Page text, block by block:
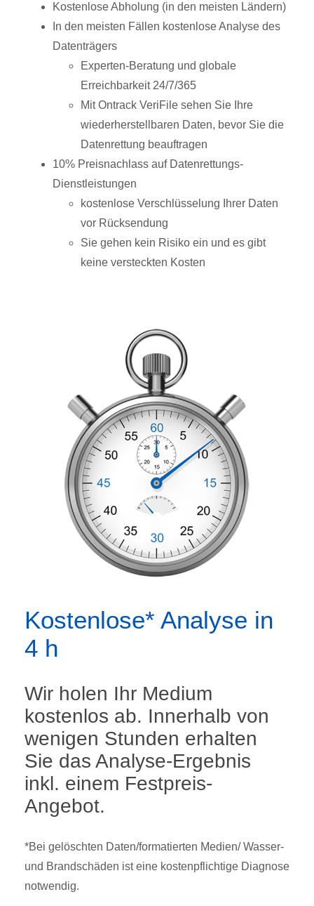
Kostenlose Abholung (in den meisten Ländern)
In den meisten Fällen kostenlose Analyse des
Datenträgers
Experten-Beratung und globale
Erreichbarkeit 24/7/365
Mit Ontrack VeriFile sehen Sie Ihre
wiederherstellbaren Daten, bevor Sie die
Datenrettung beauftragen
10% Preisnachlass auf Datenrettungs-
Dienstleistungen
kostenlose Verschlüsselung Ihrer Daten
vor Rücksendung
Sie gehen kein Risiko ein und es gibt
keine versteckten Kosten
Kostenlose* Analyse in
4 h
Wir holen Ihr Medium
kostenlos ab. Innerhalb von
wenigen Stunden erhalten
Sie das Analyse-Ergebnis
inkl. einem Festpreis-
Angebot.
*Bei gelöschten Daten/formatierten Medien/ Wasser-
und Brandschäden ist eine kostenpflichtige Diagnose
notwendig.